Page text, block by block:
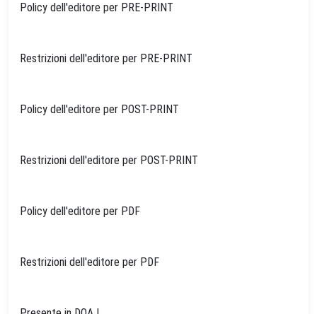
Policy dell'editore per PRE-PRINT
Restrizioni dell'editore per PRE-PRINT
Policy dell'editore per POST-PRINT
Restrizioni dell'editore per POST-PRINT
Policy dell'editore per PDF
Restrizioni dell'editore per PDF